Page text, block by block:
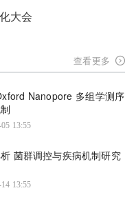
大会
查看更多
Nanopore 多组学测序
13:55
菌群调控与疾病机制研究
13:55